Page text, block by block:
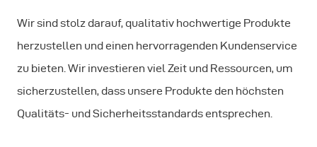
Wir sind stolz darauf, qualitativ hochwertige Produkte
herzustellen und einen hervorragenden Kundenservice
zu bieten. Wir investieren viel Zeit und Ressourcen, um
sicherzustellen, dass unsere Produkte den höchsten
Qualitäts- und Sicherheitsstandards entsprechen.